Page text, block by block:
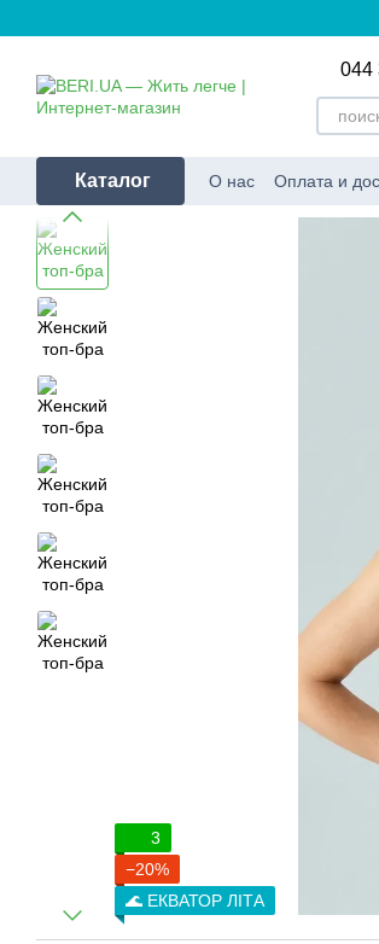
044
Каталог О нас Оплата и
3
−20%
🌊 ЕКВАТОР ЛІТА